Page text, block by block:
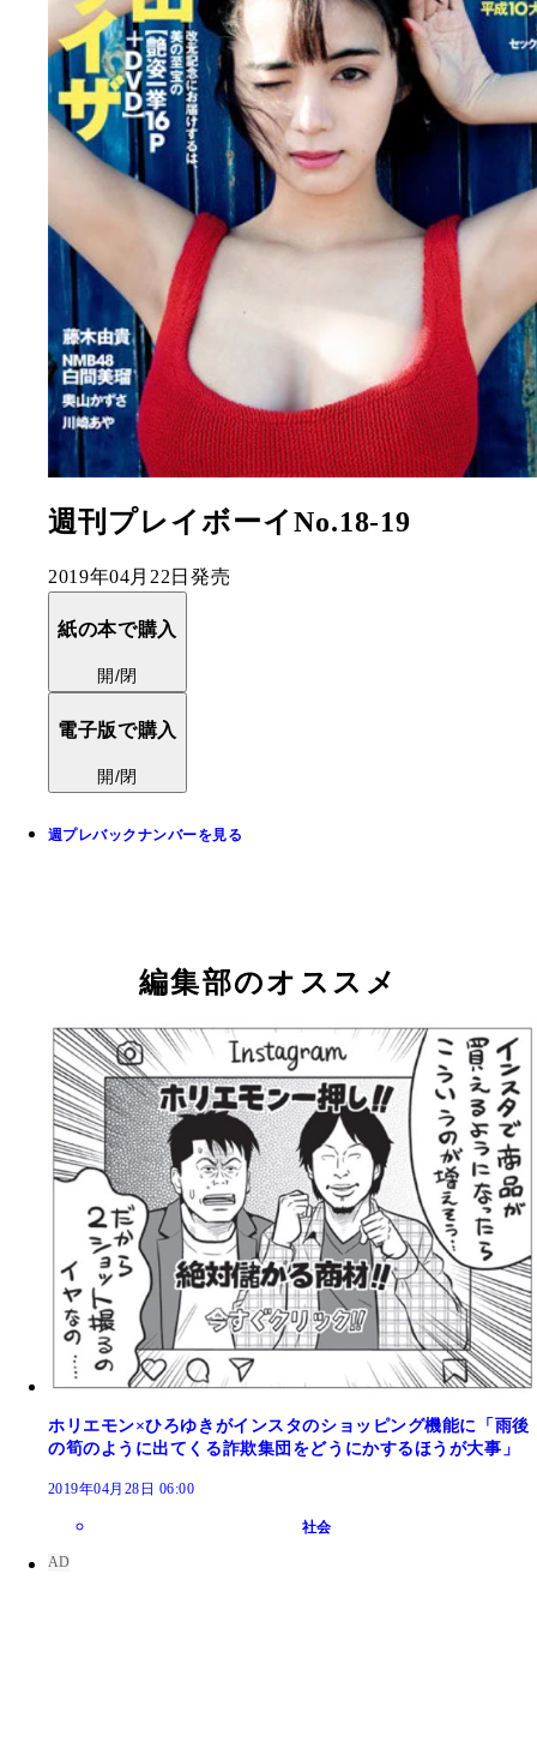
週刊プレイボーイNo.18-19
2019年04月22日発売
紙の本で購入
開/閉
電子版で購入
開/閉
週プレバックナンバーを見る
編集部のオススメ
ホリエモン×ひろゆきがインスタのショッピング機能に「雨後
の筍のように出てくる詐欺集団をどうにかするほうが大事」
2019年04月28日 06:00
社会